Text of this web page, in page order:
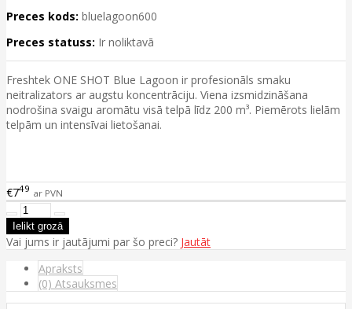
Preces kods: bluelagoon600
Preces statuss: Ir noliktavā
Freshtek ONE SHOT Blue Lagoon ir profesionāls smaku
neitralizators ar augstu koncentrāciju. Viena izsmidzināšana
nodrošina svaigu aromātu visā telpā līdz 200 m³. Piemērots lielām
telpām un intensīvai lietošanai.
€749 ar PVN
Vai jums ir jautājumi par šo preci? Jautāt
Apraksts
(0) Atsauksmes